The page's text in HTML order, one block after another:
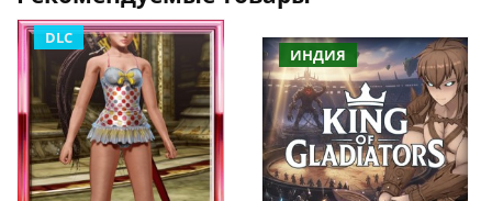
DLC
ИНДИЯ